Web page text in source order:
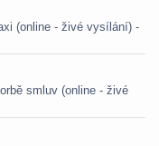
(online - živé vysílání) -
smluv (online - živé